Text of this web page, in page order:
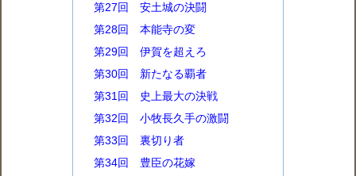
第27回 安土城の決闘
第28回 本能寺の変
第29回 伊賀を超えろ
第30回 新たなる覇者
第31回 史上最大の決戦
第32回 小牧長久手の激闘
第33回 裏切り者
第34回 豊臣の花嫁